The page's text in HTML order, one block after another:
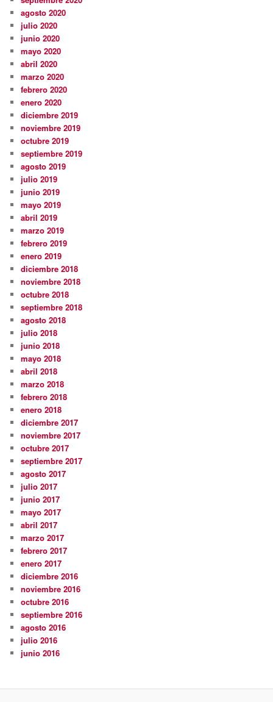
agosto 2020
julio 2020
junio 2020
mayo 2020
abril 2020
marzo 2020
febrero 2020
enero 2020
diciembre 2019
noviembre 2019
octubre 2019
septiembre 2019
agosto 2019
julio 2019
junio 2019
mayo 2019
abril 2019
marzo 2019
febrero 2019
enero 2019
diciembre 2018
noviembre 2018
octubre 2018
septiembre 2018
agosto 2018
julio 2018
junio 2018
mayo 2018
abril 2018
marzo 2018
febrero 2018
enero 2018
diciembre 2017
noviembre 2017
octubre 2017
septiembre 2017
agosto 2017
julio 2017
junio 2017
mayo 2017
abril 2017
marzo 2017
febrero 2017
enero 2017
diciembre 2016
noviembre 2016
octubre 2016
septiembre 2016
agosto 2016
julio 2016
junio 2016